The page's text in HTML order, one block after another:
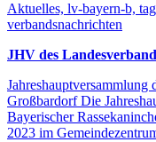
Aktuelles, lv-bayern-b,
verbandsnachrichten
JHV des
Jahreshauptversammlung
Großbardorf Die
Bayerischer
2023 im